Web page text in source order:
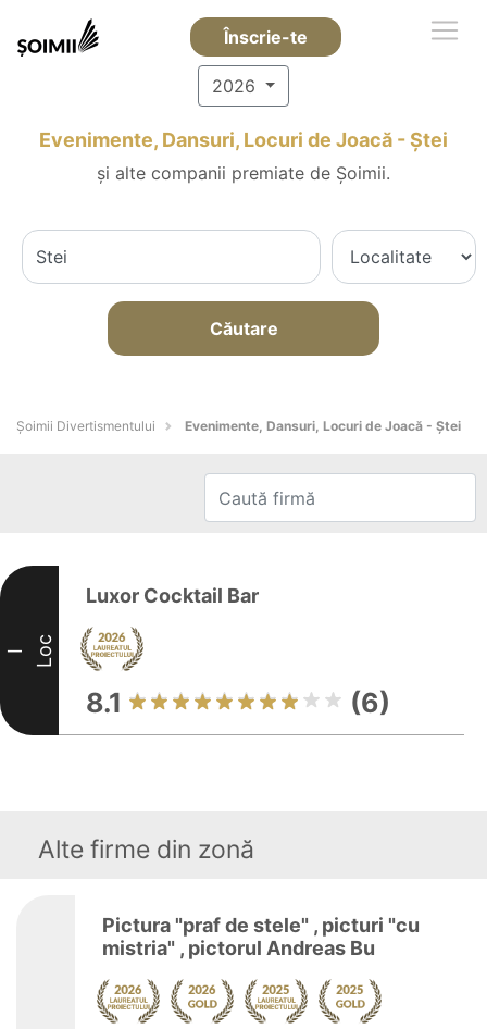
Înscrie-te
2026
Evenimente, Dansuri, Locuri de Joacă - Ştei
și alte companii premiate de Șoimii.
Căutare
Şoimii Divertismentului Evenimente, Dansuri, Locuri de Joacă - Ştei
I Loc
Luxor Cocktail Bar
8.1 (6)
Alte firme din zonă
Pictura "praf de stele" , picturi "cu
mistria" , pictorul Andreas Bu